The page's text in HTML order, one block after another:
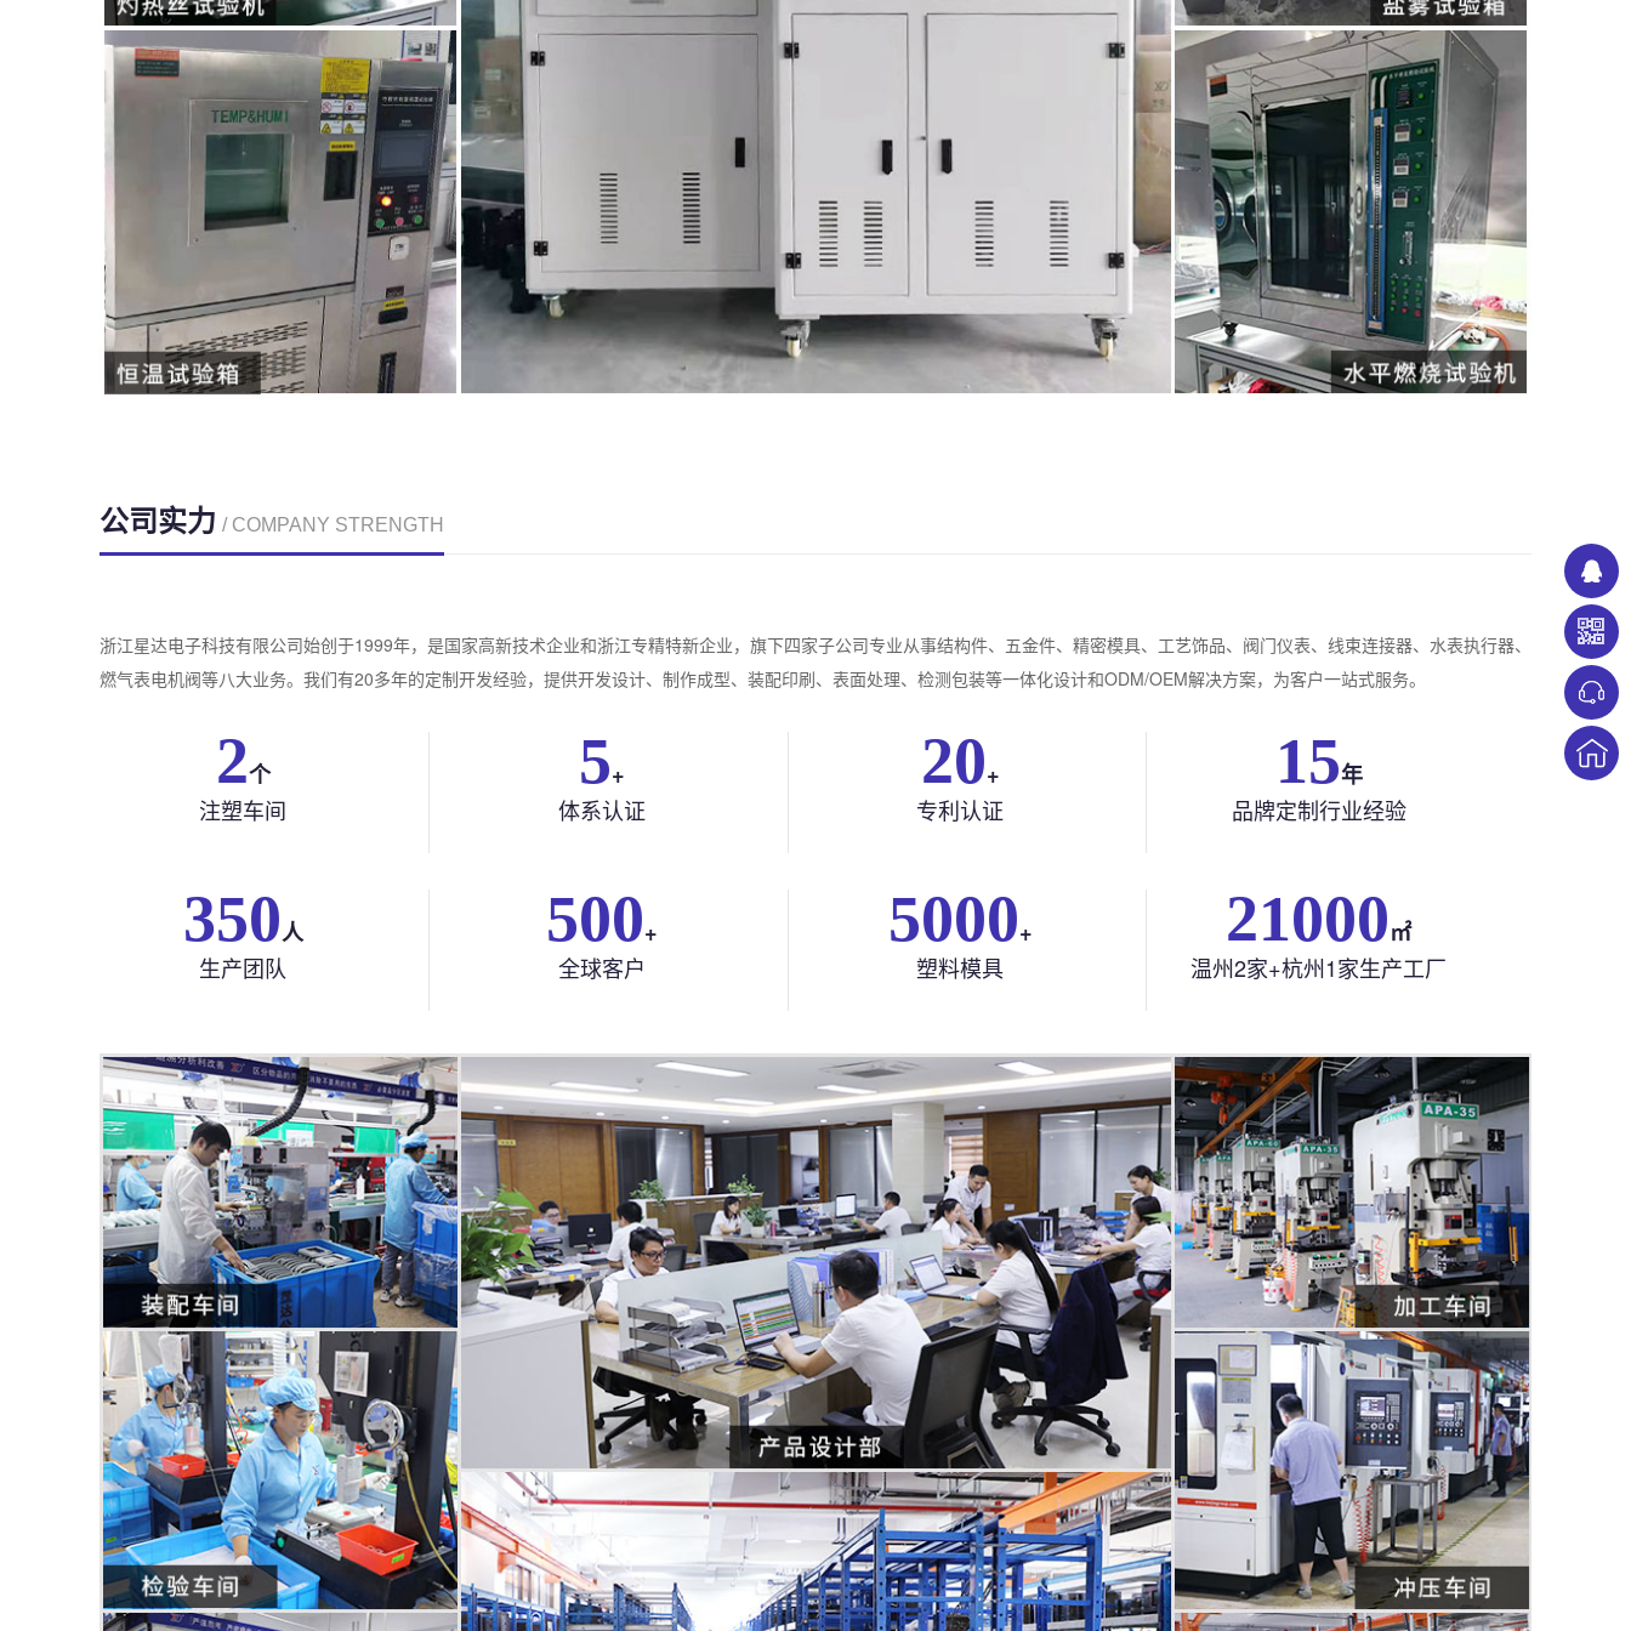
公司实力 / COMPANY STRENGTH
浙江星达电子科技有限公司始创于1999年，是国家高新技术企业和浙江专精特新企业，旗下四家子公司专业从事结构件、五金件、精密模具、工艺饰品、阀门仪表、线束连接器、水表执行器、
燃气表电机阀等八大业务。我们有20多年的定制开发经验，提供开发设计、制作成型、装配印刷、表面处理、检测包装等一体化设计和ODM/OEM解决方案，为客户一站式服务。
2个
注塑车间
5+
体系认证
20+
专利认证
22年
品牌定制行业经验
350人
生产团队
500+
全球客户
5000+
塑料模具
21000㎡
温州2家+杭州1家生产工厂